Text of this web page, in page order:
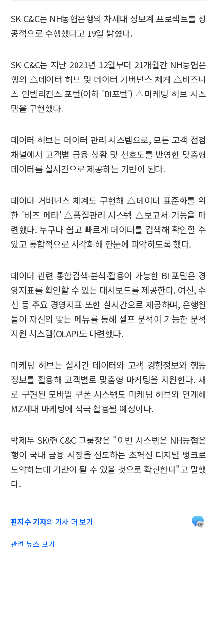
SK C&C는 NH농협은행의 차세대 정보계 프로젝트를 성
공적으로 수행했다고 19일 밝혔다.
SK C&C는 지난 2021년 12월부터 21개월간 NH농협은
행의 △데이터 허브 및 데이터 거버넌스 체계 △비즈니
스 인텔리전스 포털(이하 'BI포털') △마케팅 허브 시스
템을 구현했다.
데이터 허브는 데이터 관리 시스템으로, 모든 고객 접점
채널에서 고객별 금융 상황 및 선호도를 반영한 맞춤형
데이터를 실시간으로 제공하는 기반이 된다.
데이터 거버넌스 체계도 구현해 △데이터 표준화를 위
한 '비즈 메타' △품질관리 시스템 △보고서 기능을 마
련했다. 누구나 쉽고 빠르게 데이터를 검색해 확인할 수
있고 통합적으로 시각화해 한눈에 파악하도록 했다.
데이터 관련 통합검색∙분석∙활용이 가능한 BI 포털은 경
영지표를 확인할 수 있는 대시보드를 제공한다. 여신, 수
신 등 주요 경영지표 또한 실시간으로 제공하며, 은행원
들이 자신의 맞는 메뉴를 통해 셀프 분석이 가능한 분석
지원 시스템(OLAP)도 마련했다.
마케팅 허브는 실시간 데이터와 고객 경험정보와 행동
정보를 활용해 고객별로 맞춤형 마케팅을 지원한다. 새
로 구현된 모바일 쿠폰 시스템도 마케팅 허브와 연계해
MZ세대 마케팅에 적극 활용될 예정이다.
박제두 SK㈜ C&C 그룹장은 "이번 시스템은 NH농협은
행이 국내 금융 시장을 선도하는 초혁신 디지털 뱅크로
도약하는데 기반이 될 수 있을 것으로 확신한다"고 말했
다.
편지수 기자의 기사 더 보기
관련 뉴스 보기